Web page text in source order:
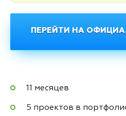
ПЕРЕЙТИ НА
11 месяцев
5 проектов в